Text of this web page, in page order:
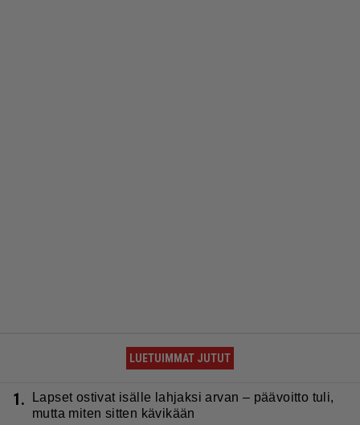
LUETUIMMAT JUTUT
1.
Lapset ostivat isälle lahjaksi arvan – päävoitto tuli,
mutta miten sitten kävikään